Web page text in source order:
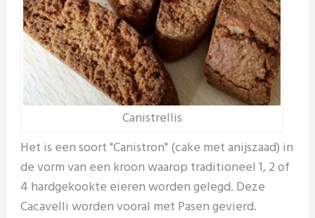
Canistrellis
Het is een soort "Canistron" (cake met anijszaad) in
de vorm van een kroon waarop traditioneel 1, 2 of
4 hardgekookte eieren worden gelegd. Deze
Cacavelli worden vooral met Pasen gevierd.